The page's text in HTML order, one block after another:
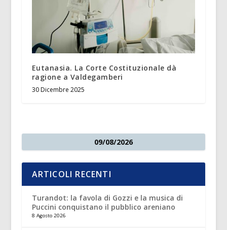
Eutanasia. La Corte Costituzionale dà
ragione a Valdegamberi
30 Dicembre 2025
09/08/2026
ARTICOLI RECENTI
Turandot: la favola di Gozzi e la musica di
Puccini conquistano il pubblico areniano
8 Agosto 2026